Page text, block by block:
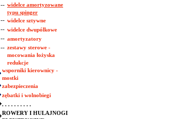
-- widelce amortyzowane
typu spinger
-- widelce sztywne
-- widelce dwupólkowe
-- amortyzatory
-- zestawy sterowe -
mocowania łożyska
redukcje
wsporniki kierownicy -
mostki
zabezpieczenia
zębatki i wolnobiegi
. . . . . . . . . .
ROWERY I HULAJNOGI